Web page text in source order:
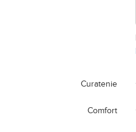
Curatenie
Comfort